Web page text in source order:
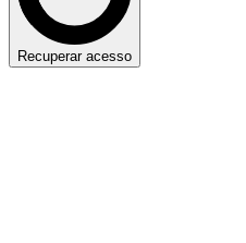
Recuperar acesso